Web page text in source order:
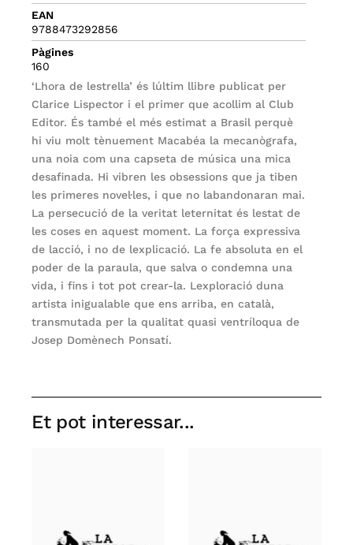
EAN
9788473292856
Pàgines
160
‘Lhora de lestrella’ és lúltim llibre publicat per
Clarice Lispector i el primer que acollim al Club
Editor. És també el més estimat a Brasil perquè
hi viu molt tènuement Macabéa la mecanògrafa,
una noia com una capseta de música una mica
desafinada. Hi vibren les obsessions que ja tiben
les primeres novel·les, i que no labandonaran mai.
La persecució de la veritat leternitat és lestat de
les coses en aquest moment. La força expressiva
de lacció, i no de lexplicació. La fe absoluta en el
poder de la paraula, que salva o condemna una
vida, i fins i tot pot crear-la. Lexploració duna
artista inigualable que ens arriba, en català,
transmutada per la qualitat quasi ventríloqua de
Josep Domènech Ponsatí.
Et pot interessar...